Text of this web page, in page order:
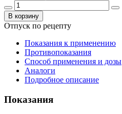
В корзину
Отпуск по рецепту
Показания к применению
Противопоказания
Способ применения и дозы
Аналоги
Подробное описание
Показания